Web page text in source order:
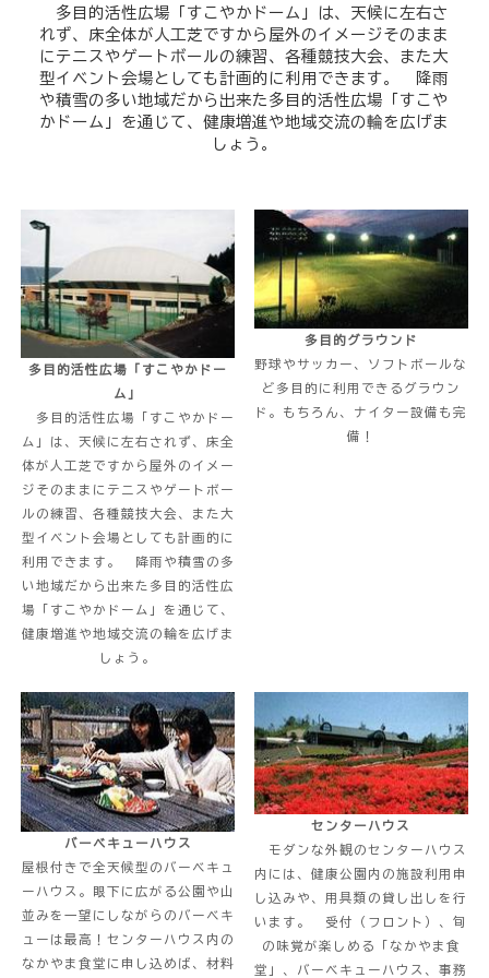
多目的活性広場「すこやかドーム」は、天候に左右さ
れず、床全体が人工芝ですから屋外のイメージそのまま
にテニスやゲートボールの練習、各種競技大会、また大
型イベント会場としても計画的に利用できます。 降雨
や積雪の多い地域だから出来た多目的活性広場「すこや
かドーム」を通じて、健康増進や地域交流の輪を広げま
しょう。
多目的活性広場「すこやかドー
ム」
多目的活性広場「すこやかドー
ム」は、天候に左右されず、床全
体が人工芝ですから屋外のイメー
ジそのままにテニスやゲートボー
ルの練習、各種競技大会、また大
型イベント会場としても計画的に
利用できます。 降雨や積雪の多
い地域だから出来た多目的活性広
場「すこやかドーム」を通じて、
健康増進や地域交流の輪を広げま
しょう。
多目的グラウンド
野球やサッカー、ソフトボールな
ど多目的に利用できるグラウン
ド。もちろん、ナイター設備も完
備！
バーベキューハウス
屋根付きで全天候型のバーベキュ
ーハウス。眼下に広がる公園や山
並みを一望にしながらのバーベキ
ューは最高！センターハウス内の
なかやま食堂に申し込めば、材料
センターハウス
モダンな外観のセンターハウス
内には、健康公園内の施設利用申
し込みや、用具類の貸し出しを行
います。 受付（フロント）、旬
の味覚が楽しめる「なかやま食
堂」、バーベキューハウス、事務